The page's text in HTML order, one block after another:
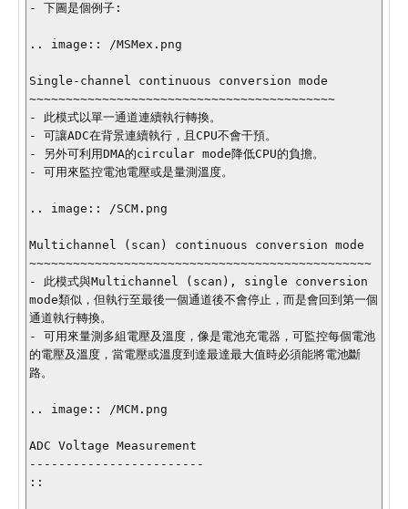
- 下圖是個例子:
.. image:: /MSMex.png
Single-channel continuous conversion mode
~~~~~~~~~~~~~~~~~~~~~~~~~~~~~~~~~~~~~~~~~~
- 此模式以單一通道連續執行轉換。
- 可讓ADC在背景連續執行，且CPU不會干預。
- 另外可利用DMA的circular mode降低CPU的負擔。
- 可用來監控電池電壓或是量測溫度。
.. image:: /SCM.png
Multichannel (scan) continuous conversion mode
~~~~~~~~~~~~~~~~~~~~~~~~~~~~~~~~~~~~~~~~~~~~~~~
- 此模式與Multichannel (scan), single conversion
mode類似，但執行至最後一個通道後不會停止，而是會回到第一個
通道執行轉換。
- 可用來量測多組電壓及溫度，像是電池充電器，可監控每個電池
的電壓及溫度，當電壓或溫度到達最達最大值時必須能將電池斷
路。
.. image:: /MCM.png
ADC Voltage Measurement
------------------------
::